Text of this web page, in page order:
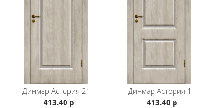
Динмар Астория 21
413.40 р
Динмар Астория 1
413.40 р